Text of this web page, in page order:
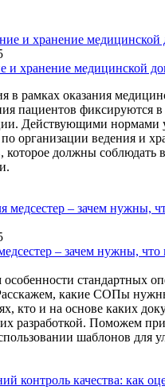
и хранение медицинской
в рамках оказания
пациентов фиксируются
Действующими нормами
организации ведения и
которое должны соблюдать
– зачем нужны, что
особенности стандартных
какие СОПы
кто и на основе каких
их разработкой. Поможем
шаблонов для